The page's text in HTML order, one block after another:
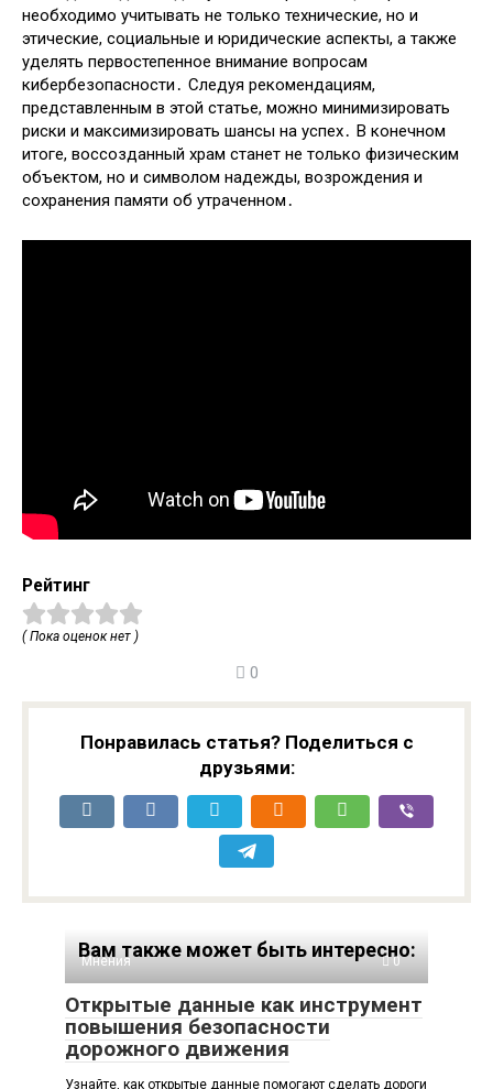
необходимо учитывать не только технические, но и
этические, социальные и юридические аспекты, а также
уделять первостепенное внимание вопросам
кибербезопасности․ Следуя рекомендациям,
представленным в этой статье, можно минимизировать
риски и максимизировать шансы на успех․ В конечном
итоге, воссозданный храм станет не только физическим
объектом, но и символом надежды, возрождения и
сохранения памяти об утраченном․
Рейтинг
( Пока оценок нет )
0
Понравилась статья? Поделиться с
друзьями:
Вам также может быть интересно:
Мнения 0
Открытые данные как инструмент
повышения безопасности
дорожного движения
Узнайте, как открытые данные помогают сделать дороги